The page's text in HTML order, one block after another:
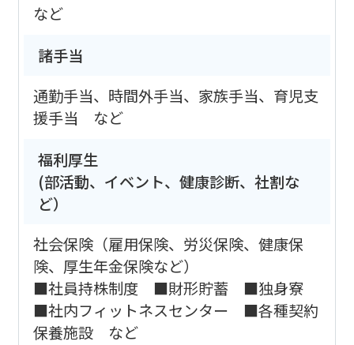
など
諸手当
通勤手当、時間外手当、家族手当、育児支
援手当 など
福利厚生
(部活動、イベント、健康診断、社割な
ど）
社会保険（雇用保険、労災保険、健康保
険、厚生年金保険など）
■社員持株制度 ■財形貯蓄 ■独身寮
■社内フィットネスセンター ■各種契約
保養施設 など